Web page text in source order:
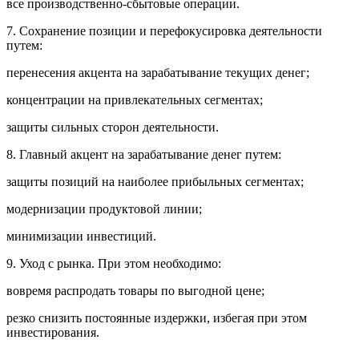
все производственно-сбытовые операции.
7. Сохранение позиции и перефокусировка деятельности
путем:
перенесения акцента на зарабатывание текущих денег;
концентрации на привлекательных сегментах;
защиты сильных сторон деятельности.
8. Главный акцент на зарабатывание денег путем:
защиты позиций на наиболее прибыльных сегментах;
модернизации продуктовой линии;
минимизации инвестиций.
9. Уход с рынка. При этом необходимо:
вовремя распродать товары по выгодной цене;
резко снизить постоянные издержки, избегая при этом
инвестирования.